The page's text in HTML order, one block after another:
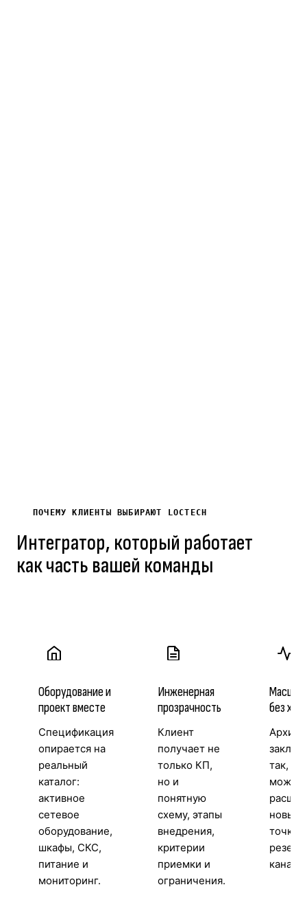
ПОЧЕМУ КЛИЕНТЫ ВЫБИРАЮТ LOCTECH
Интегратор, который работает
как часть вашей команды
Оборудование и
проект вместе
Спецификация
опирается на
реальный
каталог:
активное
сетевое
оборудование,
шкафы, СКС,
питание и
мониторинг.
Инженерная
прозрачность
Клиент
получает не
только КП,
но и
понятную
схему, этапы
внедрения,
критерии
приемки и
ограничения.
без
так,
можно
новые
точки